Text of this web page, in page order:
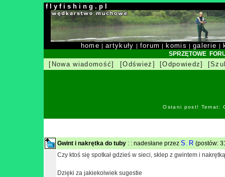
f l y f i s h i n g . p l
home |artykuły | forum | komis |galerie |
SPRZĘTOWE
[Nowa wiadomość] [Odśwież] [Odpowiedz]
Ostani post! Temat:
Gwint i nakrętka do tuby : : nadesłane przez S.R (postów:
Czy ktoś się spotkał gdzieś w sieci, sklep z gwintem i
Dzięki za jakiekolwiek sugestie